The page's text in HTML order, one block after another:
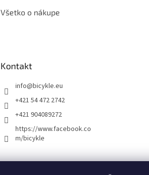
Všetko o nákupe
Kontakt
info@bicykle.eu
+421 54 472 2742
+421 904089272
https://www.facebook.co
m/bicykle